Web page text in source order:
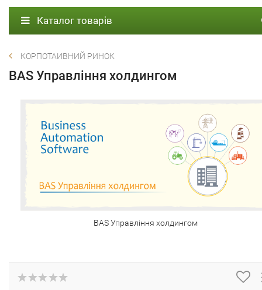
Каталог товарів
КОРПОТАИВНИЙ РИНОК
BAS Управління холдингом
BAS Управління холдингом